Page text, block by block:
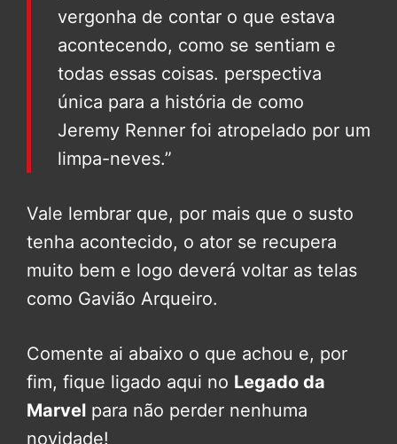
vergonha de contar o que estava
acontecendo, como se sentiam e
todas essas coisas. perspectiva
única para a história de como
Jeremy Renner foi atropelado por um
limpa-neves.”
Vale lembrar que, por mais que o susto
tenha acontecido, o ator se recupera
muito bem e logo deverá voltar as telas
como Gavião Arqueiro.
Comente ai abaixo o que achou e, por
fim, fique ligado aqui no Legado da
Marvel para não perder nenhuma
novidade!